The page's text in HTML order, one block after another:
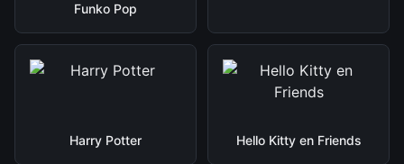
Funko Pop
Harry Potter Hello Kitty en Friends